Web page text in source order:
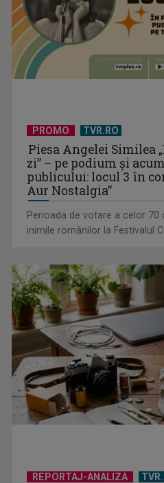
aventură, la TVR 2
Piesa „Un actor grăbit” a
preferinţelor ...
PROMO TVR.RO
Piesa Angelei Similea
zi” – pe podium şi
publicului: locul 3 în
Aur Nostalgia”
Perioada de votare a celor 70
inimile românilor la Festivalul
REPORTAJ-ANALIZA